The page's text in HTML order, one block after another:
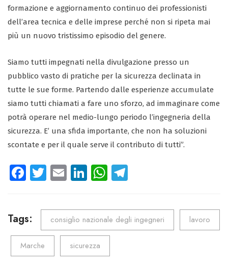
formazione e aggiornamento continuo dei professionisti
dell’area tecnica e delle imprese perché non si ripeta mai
più un nuovo tristissimo episodio del genere.
Siamo tutti impegnati nella divulgazione presso un
pubblico vasto di pratiche per la sicurezza declinata in
tutte le sue forme. Partendo dalle esperienze accumulate
siamo tutti chiamati a fare uno sforzo, ad immaginare come
potrà operare nel medio-lungo periodo l’ingegneria della
sicurezza. E’ una sfida importante, che non ha soluzioni
scontate e per il quale serve il contributo di tutti”.
Fa
o
ok
T
tt
er
E
ail
Li
e
dI
n
W
ts
A
p
p
gr
a
m
Tags: consiglio nazionale degli ingegneri lavoro
Marche sicurezza